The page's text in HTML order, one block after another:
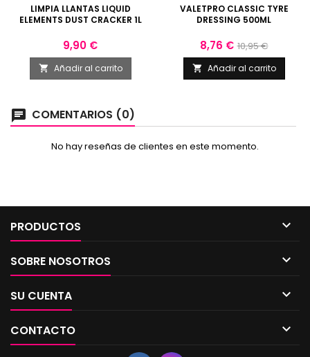
LIMPIA LLANTAS LIQUID
ELEMENTS DUST CRACKER 1L
Precio
9,90 €
 Añadir al carrito
VALETPRO CLASSIC TYRE
DRESSING 500ML
Precio
8,76 € Precio
base
10,95 €
 Añadir al carrito
chat COMENTARIOS (0)
No hay reseñas de clientes en este momento.
PRODUCTOS 
SOBRE NOSOTROS 
SU CUENTA 
CONTACTO 